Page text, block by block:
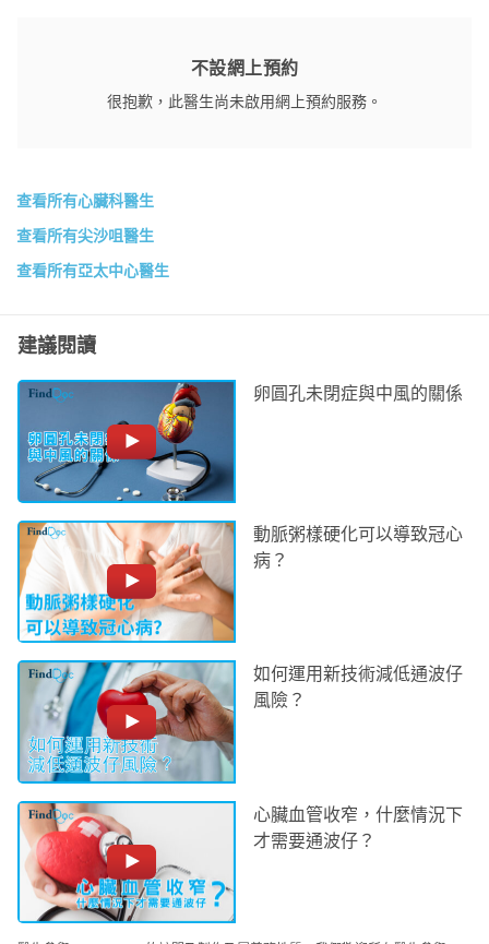
不設網上預約
很抱歉，此醫生尚未啟用網上預約服務。
查看所有心臟科醫生
查看所有尖沙咀醫生
查看所有亞太中心醫生
建議閱讀
卵圓孔未閉症與中風的關係
動脈粥樣硬化可以導致冠心
病？
如何運用新技術減低通波仔
風險？
心臟血管收窄，什麼情況下
才需要通波仔？